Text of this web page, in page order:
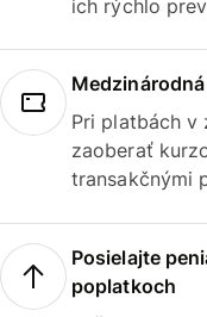
ich rýchlo
Pri platbách v
zaoberať
transakčnými
Posielajte
poplatkoch